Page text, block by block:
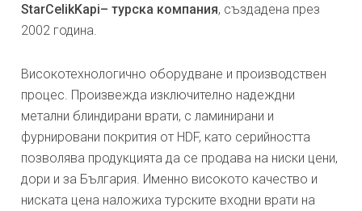
StarCelikKapi– турска компания, създадена през
2002 година.
Високотехнологично оборудване и производствен
процес. Произвежда изключително надеждни
метални блиндирани врати, с ламинирани и
фурнировани покрития от HDF, като серийността
позволява продукцията да се продава на ниски цени,
дори и за България. Именно високото качество и
ниската цена наложиха турските входни врати на